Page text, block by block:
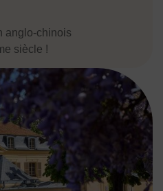
anglo-chinois
siècle !